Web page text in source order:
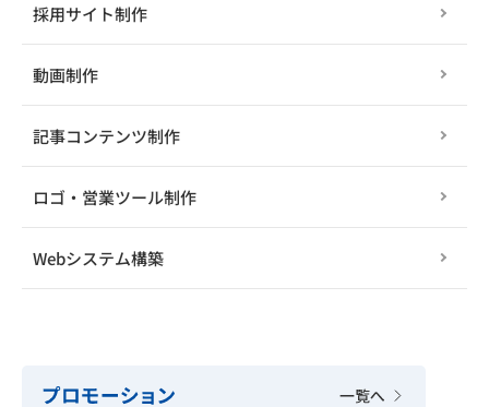
採用サイト制作
動画制作
記事コンテンツ制作
ロゴ・営業ツール制作
Webシステム構築